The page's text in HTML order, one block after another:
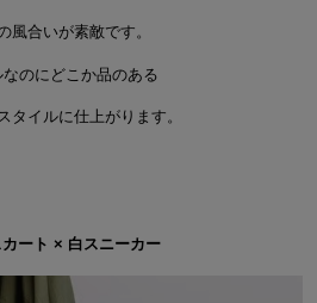
風合いが素敵です。
なのにどこか品のある
タイルに仕上がります。
カート × 白スニーカー